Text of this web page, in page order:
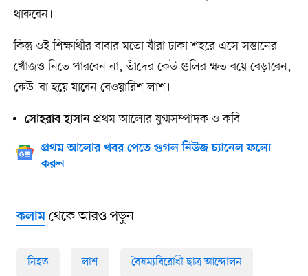
থাকবেন।
কিন্তু ওই শিক্ষার্থীর বাবার মতো যাঁরা ঢাকা শহরে এসে সন্তানের
খোঁজও নিতে পারবেন না, তাঁদের কেউ গুলির ক্ষত বয়ে বেড়াবেন,
কেউ–বা হয়ে যাবেন বেওয়ারিশ লাশ।
সোহরাব হাসানপ্রথম আলোর যুগ্মসম্পাদক ও কবি
প্রথম আলোর খবর পেতে গুগল নিউজ চ্যানেল ফলো
করুন
কলামথেকে আরও পড়ুন
নিহত লাশ বৈষম্যবিরোধী ছাত্র আন্দোলন